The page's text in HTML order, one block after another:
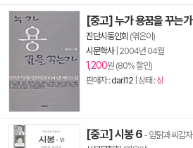
[중고] 누가 용꿈을 꾸는가
진단시동인회 (엮은이)
시문학사| 2004년 04월
1,200원 (80% 할인)
판매자 :dari12 | 상태 :상
[중고] 시봉 6 - 암탉과 씨감자